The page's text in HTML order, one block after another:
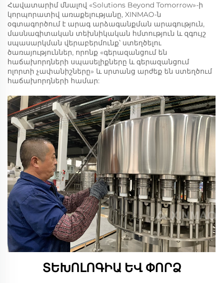
Հավատարիմ մնալով «Solutions Beyond Tomorrow»-ի
կորպորատիվ առաքելությանը, XINMAO-ն
օգտագործում է արագ արձագանքման արագություն,
մասնագիտական տեխնիկական հմտություն և զգույշ
սպասարկման վերաբերմունք՝ ստեղծելու
ծառայություններ, որոնք «գերազանցում են
հաճախորդների սպասելիքները և գերազանցում
ոլորտի չափանիշները» և սրտանց արժեք են ստեղծում
հաճախորդների համար:
ՏԵԽՈԼՈԳԻԱ ԵՎ ՓՈՐՁ